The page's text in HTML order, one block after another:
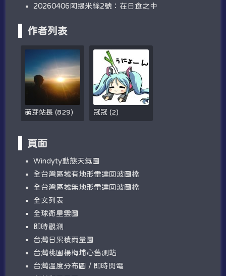
20260406阿提米絲2號：在日食之中
作者列表
萌芽站長(829) 冠冠(2)
頁面
W​​indyty動態天氣圖
全台灣區域有地形雷達回波圖檔
全台灣區域無地形雷達回波圖檔
全文列表
全球衛星雲圖
即時觀測
台灣日累積雨量圖
台灣桃園楊梅埔心舊測站
台灣溫度分布圖 / 即時閃電